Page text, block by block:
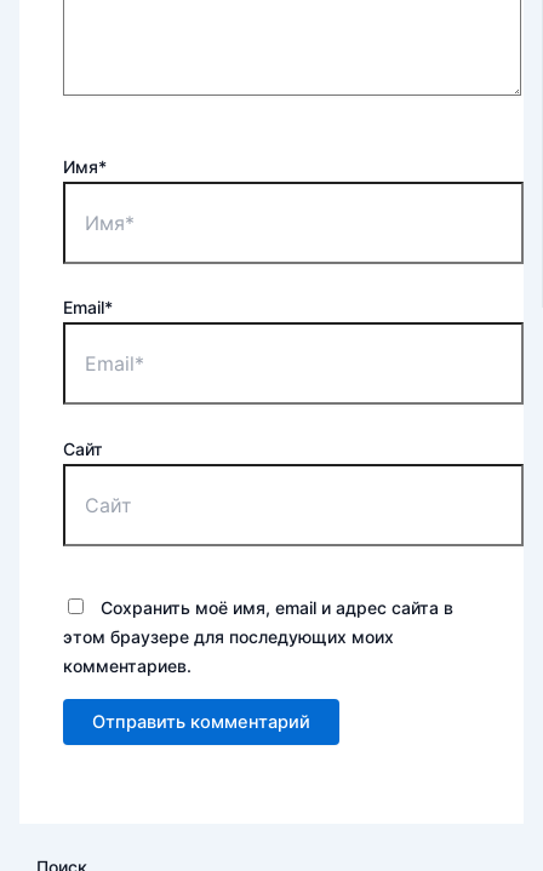
Имя*
Email*
Сайт
Сохранить моё имя, email и адрес сайта в
этом браузере для последующих моих
комментариев.
Поиск